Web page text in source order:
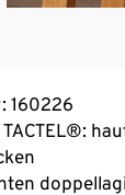
160226
TACTEL®: